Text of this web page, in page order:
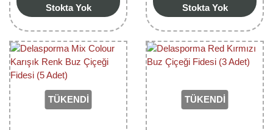
Stokta Yok
Stokta Yok
TÜKENDİ TÜKENDİ
Bektaşi Üzümü Fidanı
Böğürtlen Fidanı
Ceviz Fidanı
Dut Fidanı
Nostaljik Güller
Peyzaj Gülleri
Sarmaşık(Çardak) Gül Fidanları
Ters Lale Soğanı
Yılbaşı Gülü Çiçeği
Zambak Soğanı